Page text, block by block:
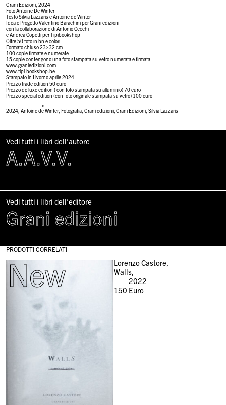
Grani Edizioni, 2024
Foto Antoine De Winter
Testo Silvia Lazzaris e Antoine de Winter
Idea e Progetto Valentino Barachini per Grani edizioni
con la collaborazione di Antonio Cecchi
e Andrea Copetti per Tipibookshop
Oltre 50 foto in bn e colori
Formato chiuso 23×32 cm
100 copie firmate e numerate
15 copie contengono una foto stampata su vetro numerata e firmata
www.graniedizioni.com
www.tipi-bookshop.be
Stampato in Livorno aprile 2024
Prezzo trade edition 50 euro
Prezzo de luxe edition ( con foto stampata su alluminio) 70 euro
Prezzo special edition (con foto originale stampata su vetro) 100 euro
#
2024,Antoine de Winter, Fotografia,Grani edizioni,Grani Edizioni,Silvia Lazzaris
Vedi tutti i libri dell’autore
A.A.V.V.
Vedi tutti i libri dell’editore
Grani edizioni
PRODOTTI CORRELATI
New
Lorenzo Castore,
Walls,
2022
150 Euro